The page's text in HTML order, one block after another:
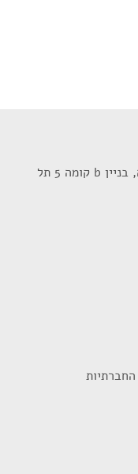
רחוב שאול המלך 39, בית הדר דפנה, בניין b קומה 5 תל